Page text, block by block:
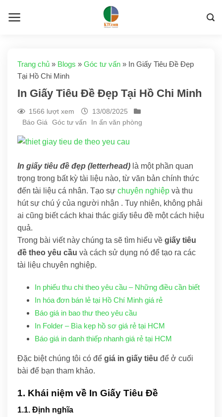
Trang chủ » Blogs » Góc tư vấn » In Giấy Tiêu Đề Đẹp
Tại Hồ Chi Minh
In Giấy Tiêu Đề Đẹp Tại Hồ Chi Minh
1566 lượt xem
13/08/2025
Báo Giá
Góc tư vấn In ấn văn phòng
In giấy tiêu đề đẹp (letterhead) là một phần quan
trọng trong bất kỳ tài liệu nào, từ văn bản chính thức
đến tài liệu cá nhân. Tạo sự chuyên nghiệp và thu
hút sự chú ý của người nhận . Tuy nhiên, không phải
ai cũng biết cách khai thác giấy tiêu đề một cách hiệu
quả.
Trong bài viết này chúng ta sẽ tìm hiểu về giấy tiêu
đề theo yêu cầu và cách sử dụng nó để tạo ra các
tài liệu chuyên nghiệp.
In phiếu thu chi theo yêu cầu – Những điều cần biết
In hóa đơn bán lẻ tại Hồ Chí Minh giá rẻ
Báo giá in bao thư theo yêu cầu
In Folder – Bìa kẹp hồ sơ giá rẻ tại HCM
Báo giá in danh thiếp nhanh giá rẻ tại HCM
Đặc biệt chúng tôi có để giá in giấy tiêu để ở cuối
bài để bạn tham khảo.
1. Khái niệm về In Giấy Tiêu Đề
1.1. Định nghĩa